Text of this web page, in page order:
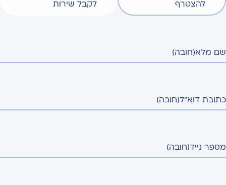
להצטרף
לקבל שירות
שם מלא(חובה)
כתובת דוא"ל(חובה)
מספר נייד(חובה)